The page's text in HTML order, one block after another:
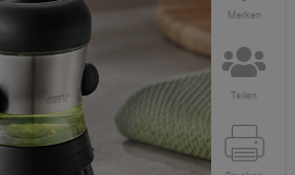
Merken
Teilen